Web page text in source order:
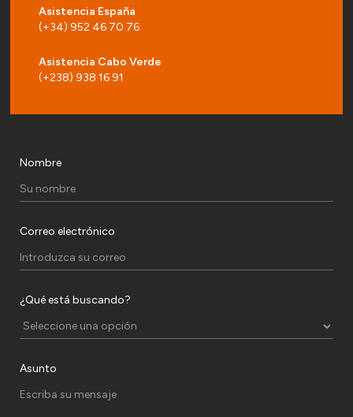
Asistencia España
(+34) 952 46 70 76
Asistencia Cabo Verde
(+238) 938 16 91
Nombre
Correo electrónico
¿Qué está buscando?
Asunto